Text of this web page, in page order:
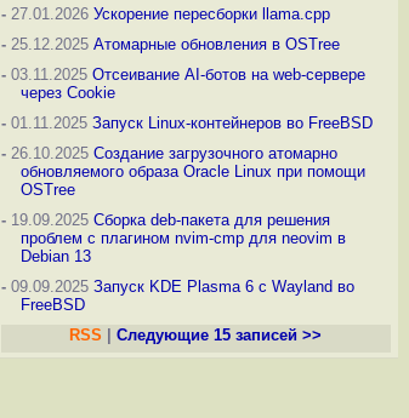
-27.01.2026 Ускорение пересборки llama.cpp
-25.12.2025 Атомарные обновления в OSTree
-03.11.2025 Отсеивание AI-ботов на web-сервере
через Cookie
-01.11.2025 Запуск Linux-контейнеров во FreeBSD
-26.10.2025 Создание загрузочного атомарно
обновляемого образа Oracle Linux при помощи
OSTree
-19.09.2025 Сборка deb-пакета для решения
проблем с плагином nvim-cmp для neovim в
Debian 13
-09.09.2025 Запуск KDE Plasma 6 с Wayland во
FreeBSD
RSS
Следующие 15 записей >>